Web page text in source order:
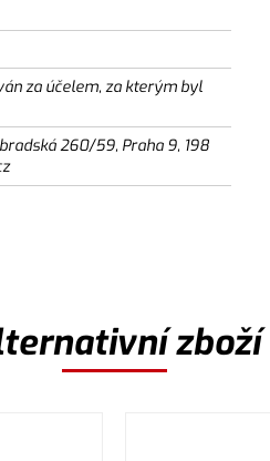
za účelem, za kterým byl
260/59, Praha 9, 198
zboží